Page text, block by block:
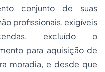
conjunto de suas
profissionais, exigíveis
excluído o
para aquisição de
moradia, e desde que